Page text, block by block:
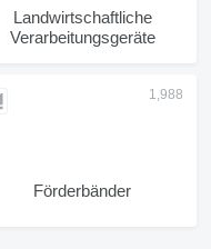
Landwirtschaftliche
Verarbeitungsgeräte
Förderbänder